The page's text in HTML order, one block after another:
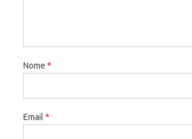
Nome *
Email *